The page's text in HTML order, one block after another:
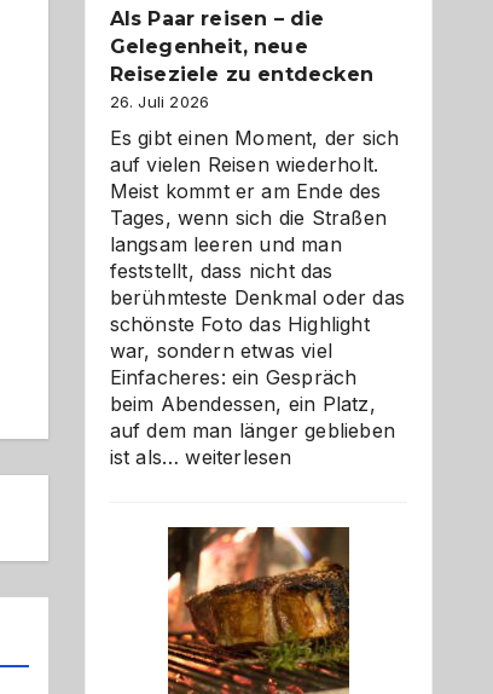
Als Paar reisen – die
Gelegenheit, neue
Reiseziele zu entdecken
26. Juli 2026
Es gibt einen Moment, der sich
auf vielen Reisen wiederholt.
Meist kommt er am Ende des
Tages, wenn sich die Straßen
langsam leeren und man
feststellt, dass nicht das
berühmteste Denkmal oder das
schönste Foto das Highlight
war, sondern etwas viel
Einfacheres: ein Gespräch
beim Abendessen, ein Platz,
auf dem man länger geblieben
ist als…Als
die
Gelegenheit,
neue
Reiseziele
zu
weiterlesen